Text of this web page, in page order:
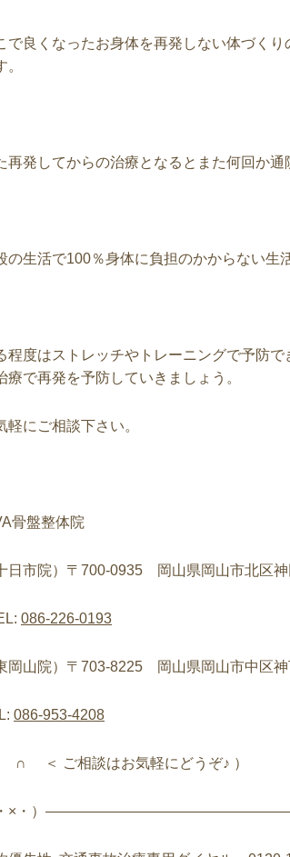
で良くなったお身体を再発しない体づく
。
再発してからの治療となるとまた何回か通
の生活で100％身体に負担のかからない生
程度はストレッチやトレーニングで予防
療で再発を予防していきましょう。
軽にご相談下さい。
骨盤整体院
日市院）〒 700-0935 岡山県岡山市北区神
086-226-0193
岡山院）〒 703-8225 岡山県岡山市中区
086-953-4208
∩ ＜ ご相談はお気軽にどうぞ♪ ）
× ・）